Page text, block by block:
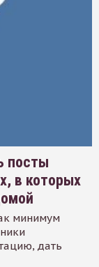
посты
в которых
минимум
дать